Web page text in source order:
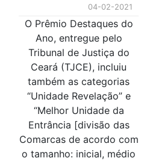
04-02-2021
O Prêmio Destaques do
Ano, entregue pelo
Tribunal de Justiça do
Ceará (TJCE), incluiu
também as categorias
“Unidade Revelação” e
“Melhor Unidade da
Entrância [divisão das
Comarcas de acordo com
o tamanho: inicial, médio